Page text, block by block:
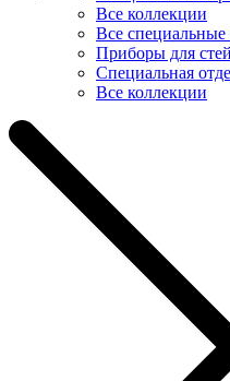
Все коллекции
Все
Приборы для
Специальная
Все коллекции